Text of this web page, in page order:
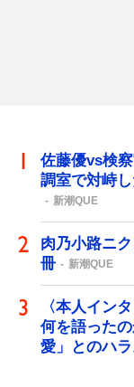
佐藤優vs検
調室で対峙
新潮QUE
肉乃小路ニ
冊
新潮QUE
〈本人イン
何を語った
愛」とのハ